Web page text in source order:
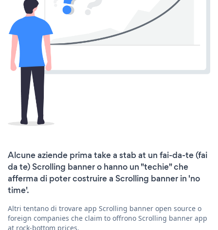
Alcune aziende prima take a stab at un fai-da-te (fai
da te) Scrolling banner o hanno un "techie" che
afferma di poter costruire a Scrolling banner in 'no
time'.
Altri tentano di trovare app Scrolling banner open source o
foreign companies che claim to offrono Scrolling banner app
at rock-bottom prices.